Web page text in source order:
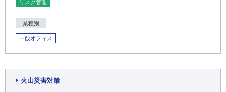
リスク管理
業種別
一般オフィス
火山災害対策